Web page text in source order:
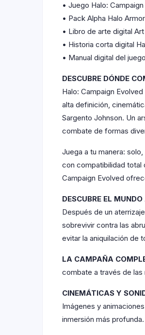
• Juego Halo:
• Pack Alpha Halo
• Libro de arte digital
• Historia corta digital
• Manual digital del juego
DESCUBRE DÓNDE
Halo: Campaign
alta definición,
Sargento Johnson. Un
combate de formas
Juega a tu manera:
con compatibilidad total
Campaign Evolved
DESCUBRE EL
Después de un
sobrevivir contra las
evitar la aniquilación de
LA CAMPAÑA
combate a través de
CINEMÁTICAS Y
Imágenes y
inmersión más profunda.